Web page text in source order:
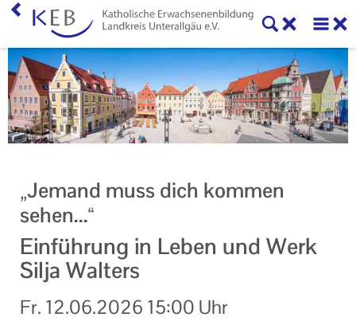
„Jemand muss dich kommen
sehen...“
Einführung in Leben und Werk
Silja Walters
Fr. 12.06.2026 15:00 Uhr
Home
KEB Landkreis Unterallgäu
Willkommen
Vorstand und Beirat der KEB Landkreis Unterallgäu
Mitglieder der KEB Landkreis Unterallgäu
Unser Auftrag
Ihr Kontakt zu uns